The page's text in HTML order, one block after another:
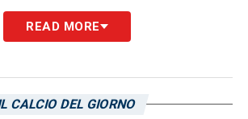
saranno costretti al forfait
Leonardo Pavolettiquanto il
READ MORE
CALCIO DEL GIORNO